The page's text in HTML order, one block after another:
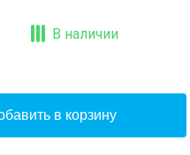
В наличии
в корзину